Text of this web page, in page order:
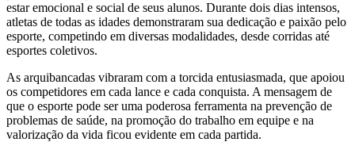
estar emocional e social de seus alunos. Durante dois dias intensos,
atletas de todas as idades demonstraram sua dedicação e paixão pelo
esporte, competindo em diversas modalidades, desde corridas até
esportes coletivos.
As arquibancadas vibraram com a torcida entusiasmada, que apoiou
os competidores em cada lance e cada conquista. A mensagem de
que o esporte pode ser uma poderosa ferramenta na prevenção de
problemas de saúde, na promoção do trabalho em equipe e na
valorização da vida ficou evidente em cada partida.